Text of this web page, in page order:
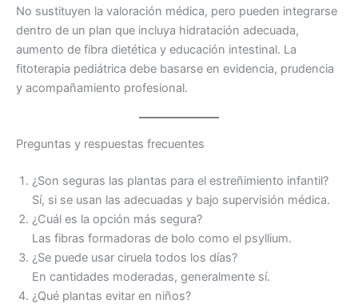
No sustituyen la valoración médica, pero pueden integrarse
dentro de un plan que incluya hidratación adecuada,
aumento de fibra dietética y educación intestinal. La
fitoterapia pediátrica debe basarse en evidencia, prudencia
y acompañamiento profesional.
Preguntas y respuestas frecuentes
¿Son seguras las plantas para el estreñimiento infantil?
Sí, si se usan las adecuadas y bajo supervisión médica.
¿Cuál es la opción más segura?
Las fibras formadoras de bolo como el psyllium.
¿Se puede usar ciruela todos los días?
En cantidades moderadas, generalmente sí.
¿Qué plantas evitar en niños?